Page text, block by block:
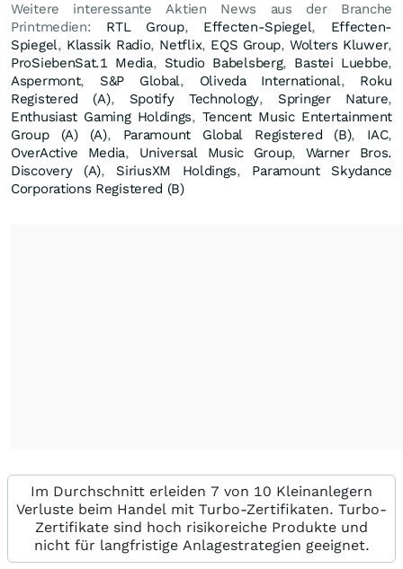
Weitere interessante Aktien News aus der Branche
Printmedien: RTL Group, Effecten-Spiegel, Effecten-
Spiegel, Klassik Radio, Netflix, EQS Group, Wolters Kluwer,
ProSiebenSat.1 Media, Studio Babelsberg, Bastei Luebbe,
Aspermont, S&P Global, Oliveda International, Roku
Registered (A), Spotify Technology, Springer Nature,
Enthusiast Gaming Holdings,Tencent Music Entertainment
Group (A) (A), Paramount Global Registered (B), IAC,
OverActive Media, Universal Music Group, Warner Bros.
Discovery (A), SiriusXM Holdings, Paramount Skydance
Corporations Registered (B)
Im Durchschnitt erleiden 7 von 10 Kleinanlegern
Verluste beim Handel mit Turbo-Zertifikaten. Turbo-
Zertifikate sind hoch risikoreiche Produkte und
nicht für langfristige Anlagestrategien geeignet.